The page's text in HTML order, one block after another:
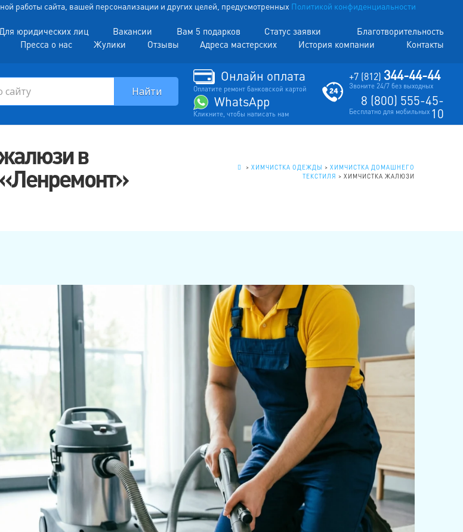
работы сайта, вашей персонализации и других целей, предусмотренных Политикой конфиденциальности
юридических лиц Вакансии Вам 5 подарков Статус заявки
Благотворительность
Пресса о нас Жулики Отзывы Адреса мастерских История компании Контакты
Онлайн оплата
Оплатите ремонт банковской картой
WhatsApp
Кликните, чтобы написать нам
+7 (812) 344-44-44
Звоните 24/7 без выходных
8 (800) 555-45-
10
Бесплатно для мобильных
в > ХИМЧИСТКА ОДЕЖДЫ > ХИМЧИСТКА ДОМАШНЕГО
ТЕКСТИЛЯ > ХИМЧИСТКА ЖАЛЮЗИ